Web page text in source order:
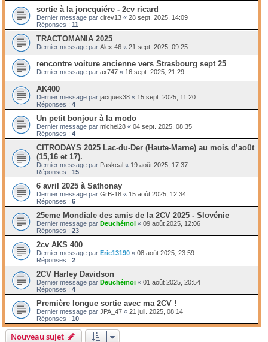
sortie à la joncquiére - 2cv ricard
Dernier message par cirev13 « 28 sept. 2025, 14:09
Réponses : 11
TRACTOMANIA 2025
Dernier message par Alex 46 « 21 sept. 2025, 09:25
rencontre voiture ancienne vers Strasbourg sept 25
Dernier message par ax747 « 16 sept. 2025, 21:29
AK400
Dernier message par jacques38 « 15 sept. 2025, 11:20
Réponses : 4
Un petit bonjour à la modo
Dernier message par michel28 « 04 sept. 2025, 08:35
Réponses : 4
CITRODAYS 2025 Lac-du-Der (Haute-Marne) au mois d’août
(15,16 et 17).
Dernier message par Paskcal « 19 août 2025, 17:37
Réponses : 15
6 avril 2025 à Sathonay
Dernier message par GrB-18 « 15 août 2025, 12:34
Réponses : 6
25eme Mondiale des amis de la 2CV 2025 - Slovénie
Dernier message par Deuchémoi « 09 août 2025, 12:06
Réponses : 23
2cv AKS 400
Dernier message par Eric13190 « 08 août 2025, 23:59
Réponses : 2
2CV Harley Davidson
Dernier message par Deuchémoi « 01 août 2025, 20:54
Réponses : 4
Première longue sortie avec ma 2CV !
Dernier message par JPA_47 « 21 juil. 2025, 08:14
Réponses : 10
Nouveau sujet